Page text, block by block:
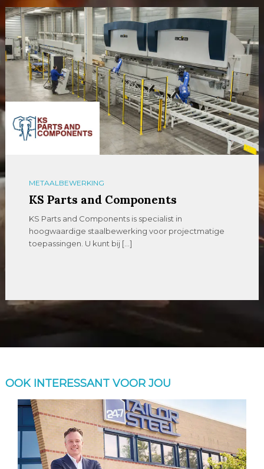
METAALBEWERKING
KS Parts and Components
KS Parts and Components is specialist in
hoogwaardige staalbewerking voor projectmatige
toepassingen. U kunt bij […]
OOK INTERESSANT VOOR JOU